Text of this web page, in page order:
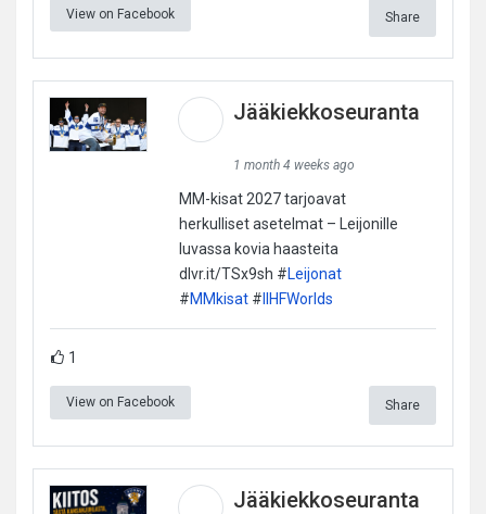
View on Facebook Share
Jääkiekkoseuranta
1 month 4 weeks ago
MM-kisat 2027 tarjoavat
herkulliset asetelmat – Leijonille
luvassa kovia haasteita
dlvr.it/TSx9sh #Leijonat
#MMkisat#IIHFWorlds
1
View on Facebook Share
Jääkiekkoseuranta